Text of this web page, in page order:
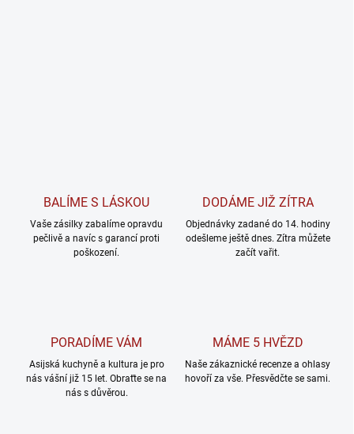
BALÍME S LÁSKOU
Vaše zásilky zabalíme opravdu
pečlivě a navíc s garancí proti
poškození.
DODÁME JIŽ ZÍTRA
Objednávky zadané do 14. hodiny
odešleme ještě dnes. Zítra můžete
začít vařit.
PORADÍME VÁM
Asijská kuchyně a kultura je pro
nás vášní již 15 let. Obraťte se na
nás s důvěrou.
MÁME 5 HVĚZD
Naše zákaznické recenze a ohlasy
hovoří za vše. Přesvědčte se sami.